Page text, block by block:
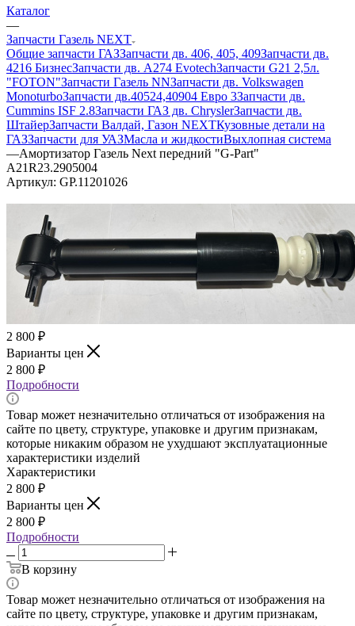
Каталог
—
Запчасти Газель NEXT
Общие запчасти ГАЗЗапчасти дв. 406, 405, 409Запчасти дв.
4216 БизнесЗапчасти дв. A274 EvotechЗапчасти G21 2,5л.
"FOTON"Запчасти Газель NNЗапчасти дв. Volkswagen
MonoturboЗапчасти дв.40524,40904 Евро 3Запчасти дв.
Cummins ISF 2.8Запчасти ГАЗ дв. ChryslerЗапчасти дв.
ШтайерЗапчасти Валдай, Газон NEXTКузовные детали на
ГАЗЗапчасти для УАЗМасла и жидкостиВыхлопная система
—Амортизатор Газель Next передний "G-Part"
A21R23.2905004
Артикул: GP.11201026
2 800 ₽
Варианты цен
2 800 ₽
Подробности
Товар может незначительно отличаться от изображения на
сайте по цвету, структуре, упаковке и другим признакам,
которые никаким образом не ухудшают эксплуатационные
характеристики изделий
Характеристики
2 800 ₽
Варианты цен
2 800 ₽
Подробности
В корзину
Товар может незначительно отличаться от изображения на
сайте по цвету, структуре, упаковке и другим признакам,